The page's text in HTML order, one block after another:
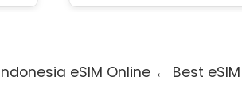
eSIM Online ← Best